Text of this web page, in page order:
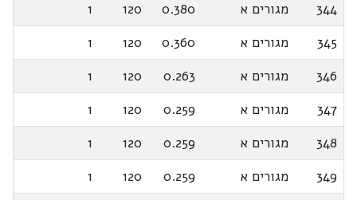
344
מגורים א 0.380
120
1
345
מגורים א 0.360
120
1
346
מגורים א 0.263
120
1
347
מגורים א 0.259
120
1
348
מגורים א 0.259
120
1
349
מגורים א 0.259
120
1